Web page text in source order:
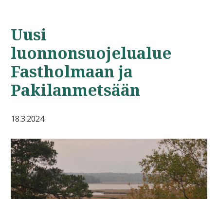
Uusi
luonnonsuojelualue
Fastholmaan ja
Pakilanmetsään
18.3.2024